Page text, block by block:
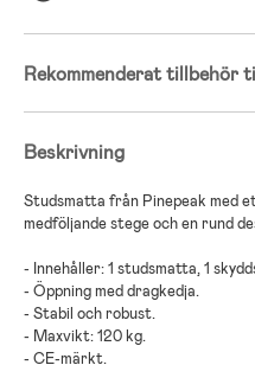
Rekommenderat tillbehör
Beskrivning
Studsmatta från Pinepeak med
medföljande stege och en rund
- Innehåller: 1 studsmatta, 1
- Öppning med dragkedja.
- Stabil och robust.
- Maxvikt: 120 kg.
- CE-märkt.